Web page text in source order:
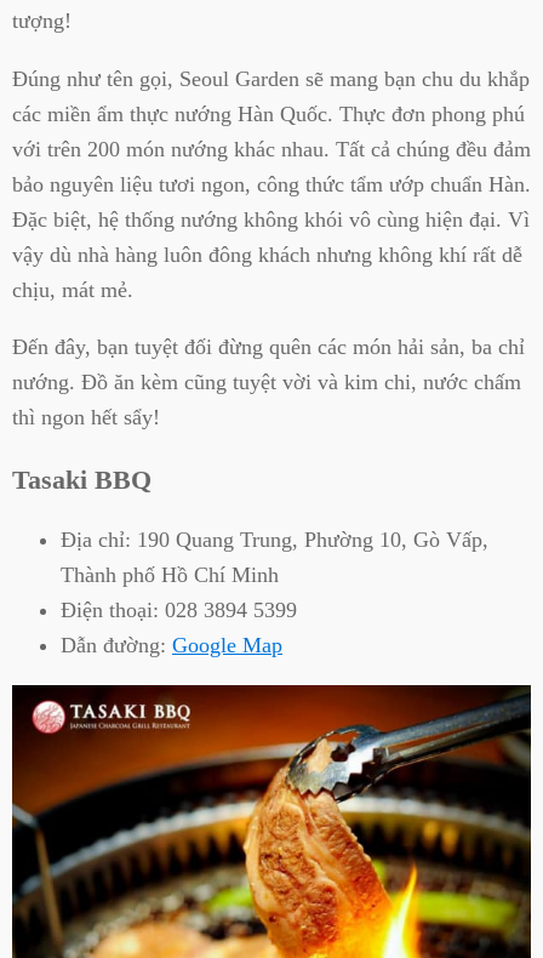
tượng!
Đúng như tên gọi, Seoul Garden sẽ mang bạn chu du khắp
các miền ẩm thực nướng Hàn Quốc. Thực đơn phong phú
với trên 200 món nướng khác nhau. Tất cả chúng đều đảm
bảo nguyên liệu tươi ngon, công thức tẩm ướp chuẩn Hàn.
Đặc biệt, hệ thống nướng không khói vô cùng hiện đại. Vì
vậy dù nhà hàng luôn đông khách nhưng không khí rất dễ
chịu, mát mẻ.
Đến đây, bạn tuyệt đối đừng quên các món hải sản, ba chỉ
nướng. Đồ ăn kèm cũng tuyệt vời và kim chi, nước chấm
thì ngon hết sẩy!
Tasaki BBQ
Địa chỉ: 190 Quang Trung, Phường 10, Gò Vấp,
Thành phố Hồ Chí Minh
Điện thoại: 028 3894 5399
Dẫn đường: Google Map